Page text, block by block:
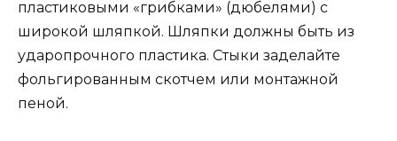
пластиковыми «грибками» (дюбелями) с
широкой шляпкой. Шляпки должны быть из
ударопрочного пластика. Стыки заделайте
фольгированным скотчем или монтажной
пеной.